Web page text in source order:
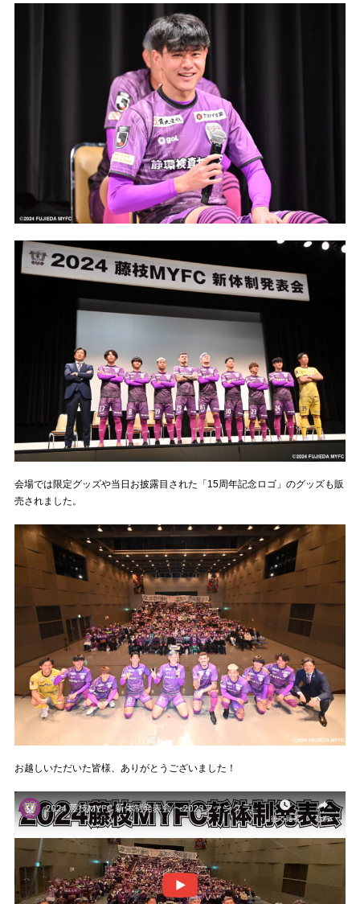
会場では限定グッズや当日お披露目された「15周年記念ロゴ」のグッズも販
売されました。
お越しいただいた皆様、ありがとうございました！